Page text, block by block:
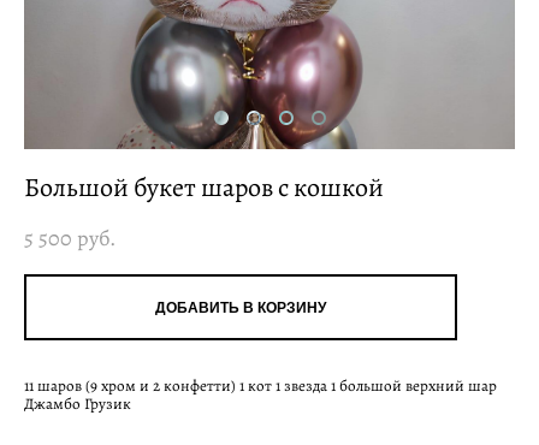
Большой букет шаров с кошкой
5 500 pуб.
ДОБАВИТЬ В КОРЗИНУ
11 шаров (9 хром и 2 конфетти) 1 кот 1 звезда 1 большой верхний шар
Джамбо Грузик